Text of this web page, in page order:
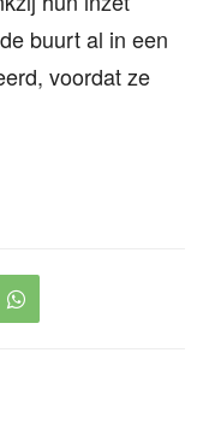
buurt al in een
voordat ze